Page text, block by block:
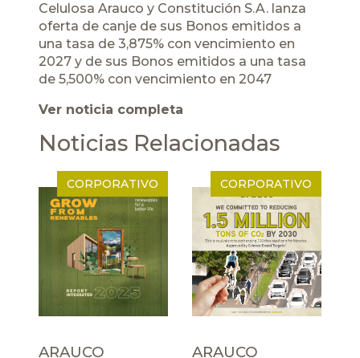
Celulosa Arauco y Constitución S.A. lanza
oferta de canje de sus Bonos emitidos a
una tasa de 3,875% con vencimiento en
2027 y de sus Bonos emitidos a una tasa
de 5,500% con vencimiento en 2047
Ver noticia completa
Noticias Relacionadas
CORPORATIVO
ARAUCO
CORPORATIVO
ARAUCO